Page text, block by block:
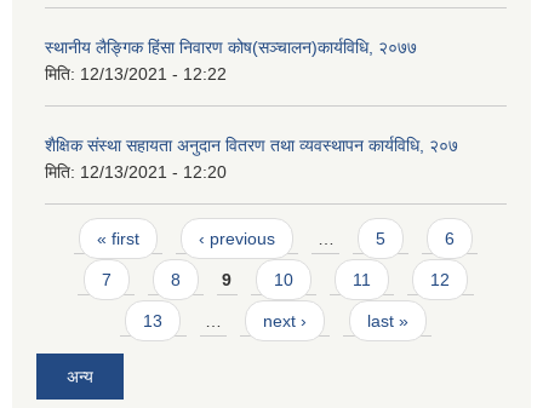
स्थानीय लैङ्गिक हिंसा निवारण कोष(सञ्चालन)कार्यविधि, २०७७
मिति: 12/13/2021 - 12:22
शैक्षिक संस्था सहायता अनुदान वितरण तथा व्यवस्थापन कार्यविधि, २०७
मिति: 12/13/2021 - 12:20
Pages
« first ‹ previous 5 6
7 8 9 10 11 12
13 next › last »
अन्य